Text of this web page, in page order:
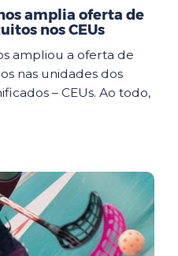
amplia oferta de
nos CEUs
ampliou a oferta de
nas unidades dos
– CEUs. Ao todo,